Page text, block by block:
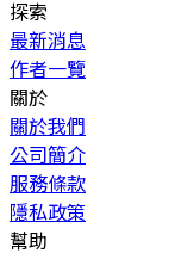
探索
最新消息
作者一覽
關於
關於我們
公司簡介
服務條款
隱私政策
幫助